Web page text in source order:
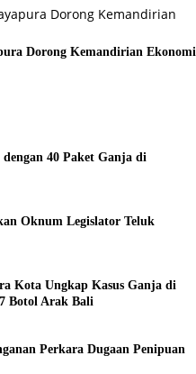
Dorong Kemandirian Ekonomi
40 Paket Ganja di
Oknum Legislator Teluk
Kota Ungkap Kasus Ganja di
Botol Arak Bali
Perkara Dugaan Penipuan